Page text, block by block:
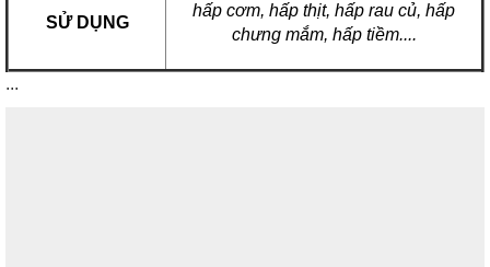
SỬ DỤNG
hấp cơm, hấp thịt, hấp rau củ, hấp
chưng mắm, hấp tiềm....
...